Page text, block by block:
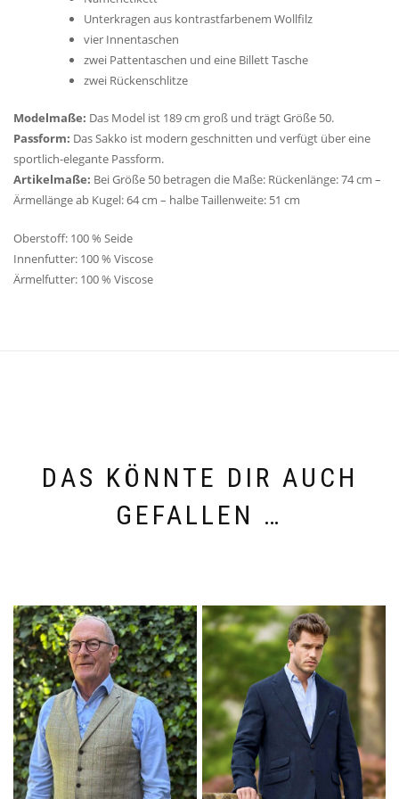
Unterkragen aus kontrastfarbenem Wollfilz
vier Innentaschen
zwei Pattentaschen und eine Billett Tasche
zwei Rückenschlitze
Modelmaße: Das Model ist 189 cm groß und trägt Größe 50.
Passform: Das Sakko ist modern geschnitten und verfügt über eine
sportlich-elegante Passform.
Artikelmaße: Bei Größe 50 betragen die Maße: Rückenlänge: 74 cm –
Ärmellänge ab Kugel: 64 cm – halbe Taillenweite: 51 cm
Oberstoff: 100 % Seide
Innenfutter: 100 % Viscose
Ärmelfutter: 100 % Viscose
DAS KÖNNTE DIR AUCH
GEFALLEN …